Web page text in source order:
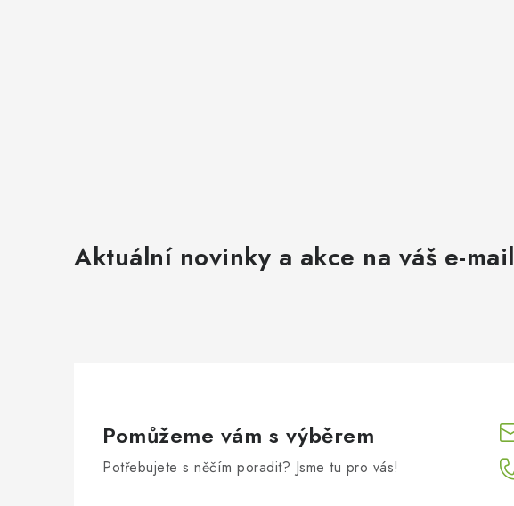
Aktuální novinky a akce na váš e-mail
Pomůžeme vám s výběrem
Potřebujete s něčím poradit? Jsme tu pro vás!